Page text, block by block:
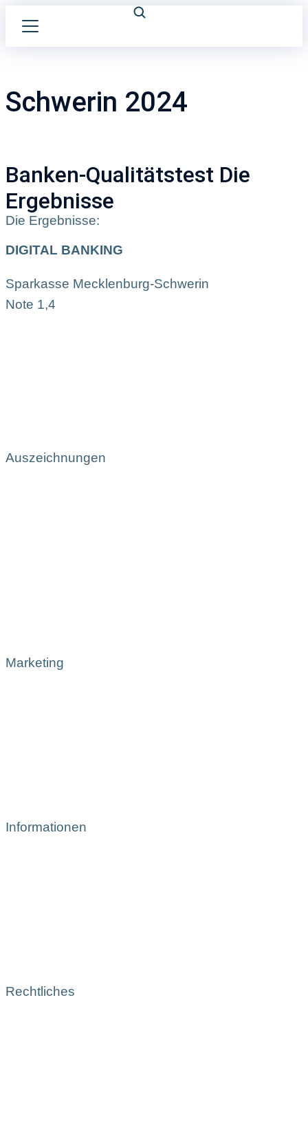
Schwerin 2024
Banken-Qualitätstest Die
Ergebnisse
Die Ergebnisse:
DIGITAL BANKING
Sparkasse Mecklenburg-Schwerin
Note 1,4
Auszeichnungen
Marketing
Informationen
Rechtliches